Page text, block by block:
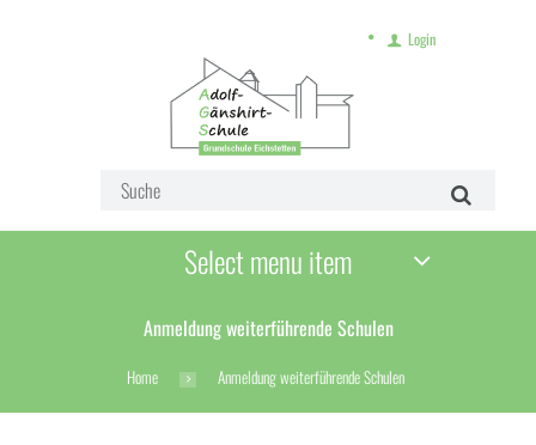
Login
Select menu item
Anmeldung weiterführende Schulen
Home Anmeldung weiterführende Schulen